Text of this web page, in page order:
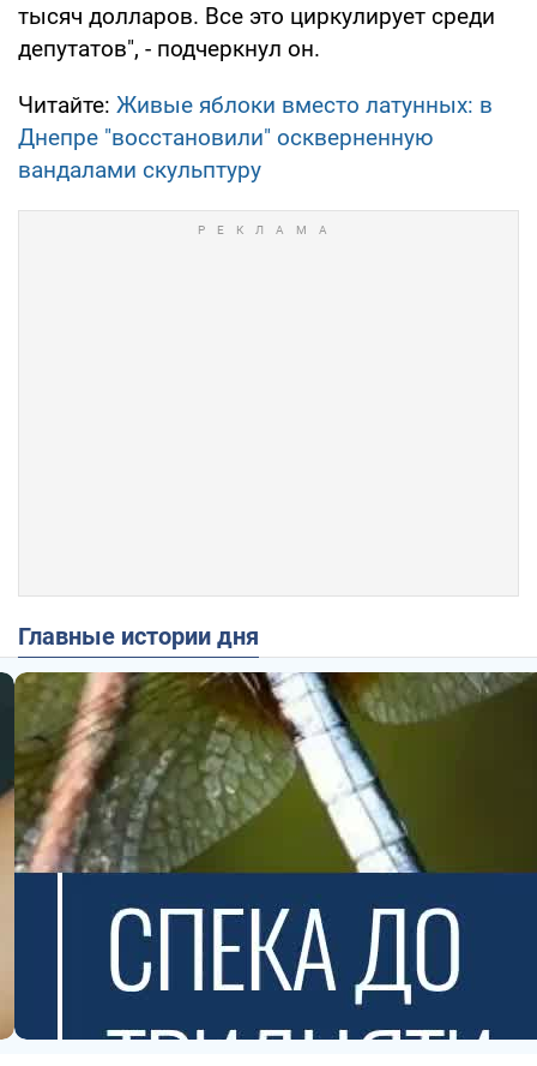
тысяч долларов. Все это циркулирует среди
депутатов", - подчеркнул он.
Читайте: Живые яблоки вместо латунных: в
Днепре "восстановили" оскверненную
вандалами скульптуру
Главные истории дня